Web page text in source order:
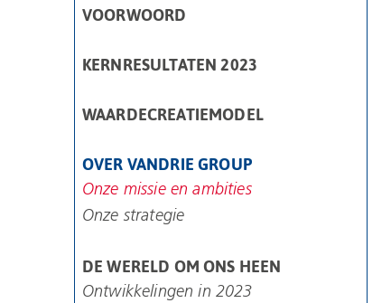
VOORWOORD
KERNRESULTATEN 2023
WAARDECREATIEMODEL
OVER VANDRIE GROUP
Onze missie en ambities
Onze strategie
DE WERELD OM ONS HEEN
Ontwikkelingen in 2023